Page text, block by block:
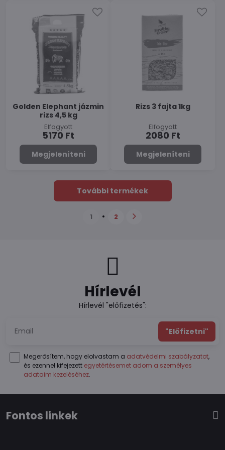
Golden Elephant jázmin
rizs 4,5 kg
Elfogyott
5170 Ft
Megjeleníteni
Rizs 3 fajta 1kg
Elfogyott
2080 Ft
Megjeleníteni
További termékek
1 2
Hírlevél
Hírlevél "előfizetés":
"Előfizetni"
Megerősítem, hogy elolvastam a adatvédelmi szabályzatot,
és ezennel kifejezett egyetértésemet adom a személyes
adataim kezeléséhez.
Fontos linkek